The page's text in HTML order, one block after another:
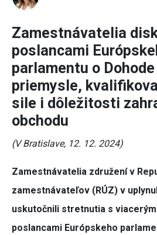
Zamestnávatelia
poslancami
parlamentu o
priemysle,
sile i dôležitosti
obchodu
(V Bratislave, 12. 12. 2024)
Zamestnávatelia združení v
zamestnávateľov (RÚZ) v
uskutočnili stretnutia s
poslancami Európskeho